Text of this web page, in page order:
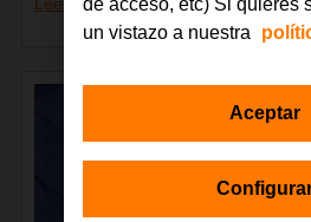
de acceso, etc) Si quieres
un vistazo a nuestra
Aceptar